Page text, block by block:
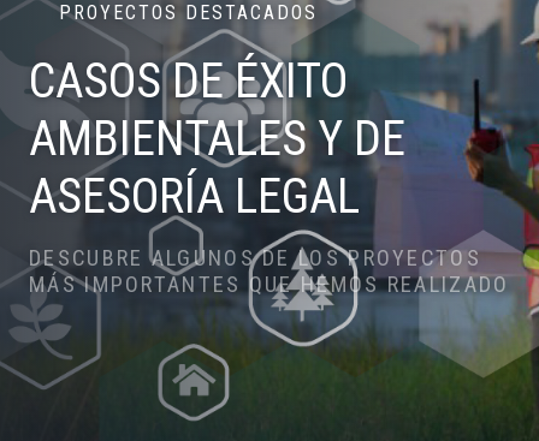
PROYECTOS DESTACADOS
CASOS DE ÉXITO
AMBIENTALES Y DE
ASESORÍA LEGAL
DESCUBRE ALGUNOS DE LOS PROYECTOS
MÁS IMPORTANTES QUE HEMOS REALIZADO